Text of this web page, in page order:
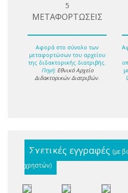
5
ΜΕΤΑΦΟΡΤΩΣΕΙΣ
Αφορά στο σύνολο των
μεταφορτώσων του αρχείου
της διδακτορικής διατριβής.
Πηγή: Εθνικό Αρχείο
Διδακτορικών Διατριβών.
Σχετικές εγγραφές (με
χρηστών)